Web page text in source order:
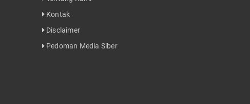
Kontak
Disclaimer
Pedoman Media Siber